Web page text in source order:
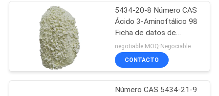
CASOS
SITIO
11
5434-20-8 Número CAS
Ácido 3-Aminoftálico 98
Ficha de datos de
seguridad C8H7NO4
negotiable MOQ:Negociable
CONTACTO
Número CAS 5434-21-9